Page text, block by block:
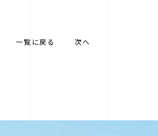
一覧に戻る 次へ